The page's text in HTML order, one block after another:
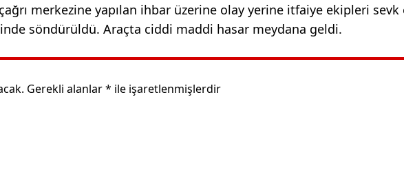
merkezine yapılan ihbar üzerine olay yerine itfaiye ekipleri sevk
söndürüldü. Araçta ciddi maddi hasar meydana geldi.
Gerekli alanlar* ile işaretlenmişlerdir